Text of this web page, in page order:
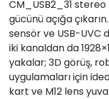
CM_USB2_31 stereo
gücünü açığa
sensör ve USB-UVC
iki kanaldan da
yakalar; 3D görüş,
uygulamaları için
kart ve M12 lens